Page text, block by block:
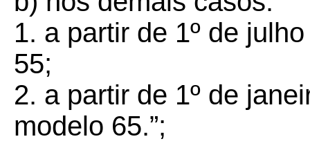
1. a partir de 1º de
55;
2. a partir de 1º de
modelo 65.”;